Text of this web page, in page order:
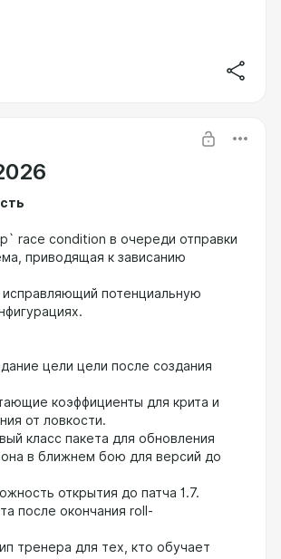
Twilight Corrupter, Shade of
Wildhammer, Scarlet Inquisitor и
race condition в очереди отправки
приводящая к зависанию
потенциальную
цели цели после создания
коэффициенты для крита и
от ловкости.
класс пакета для обновления
в ближнем бою для версий до
открытия до патча 1.7.
после окончания roll-
тренера для тех, кто обучает